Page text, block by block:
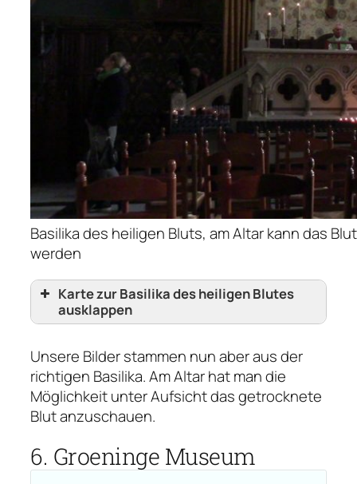
Basilika des heiligen Bluts, am Altar kann das
werden
Karte zur Basilika des heiligen Blutes
ausklappen
Unsere Bilder stammen nun aber aus der
richtigen Basilika. Am Altar hat man die
Möglichkeit unter Aufsicht das getrocknete
Blut anzuschauen.
6. Groeninge Museum